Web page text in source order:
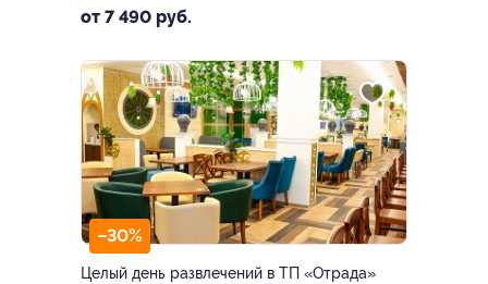
от 7 490 руб.
–30%
Целый день развлечений в ТП «Отрада»